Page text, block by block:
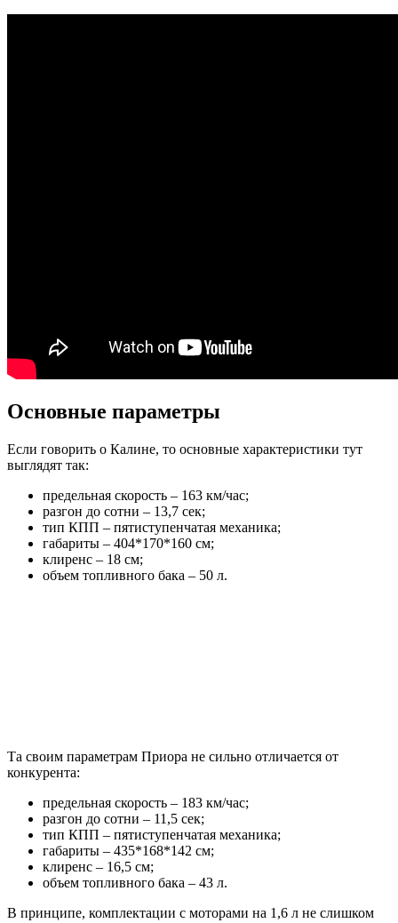
Основные параметры
Если говорить о Калине, то основные характеристики тут
выглядят так:
предельная скорость – 163 км/час;
разгон до сотни – 13,7 сек;
тип КПП – пятиступенчатая механика;
габариты – 404*170*160 см;
клиренс – 18 см;
объем топливного бака – 50 л.
Та своим параметрам Приора не сильно отличается от
конкурента:
предельная скорость – 183 км/час;
разгон до сотни – 11,5 сек;
тип КПП – пятиступенчатая механика;
габариты – 435*168*142 см;
клиренс – 16,5 см;
объем топливного бака – 43 л.
В принципе, комплектации с моторами на 1,6 л не слишком